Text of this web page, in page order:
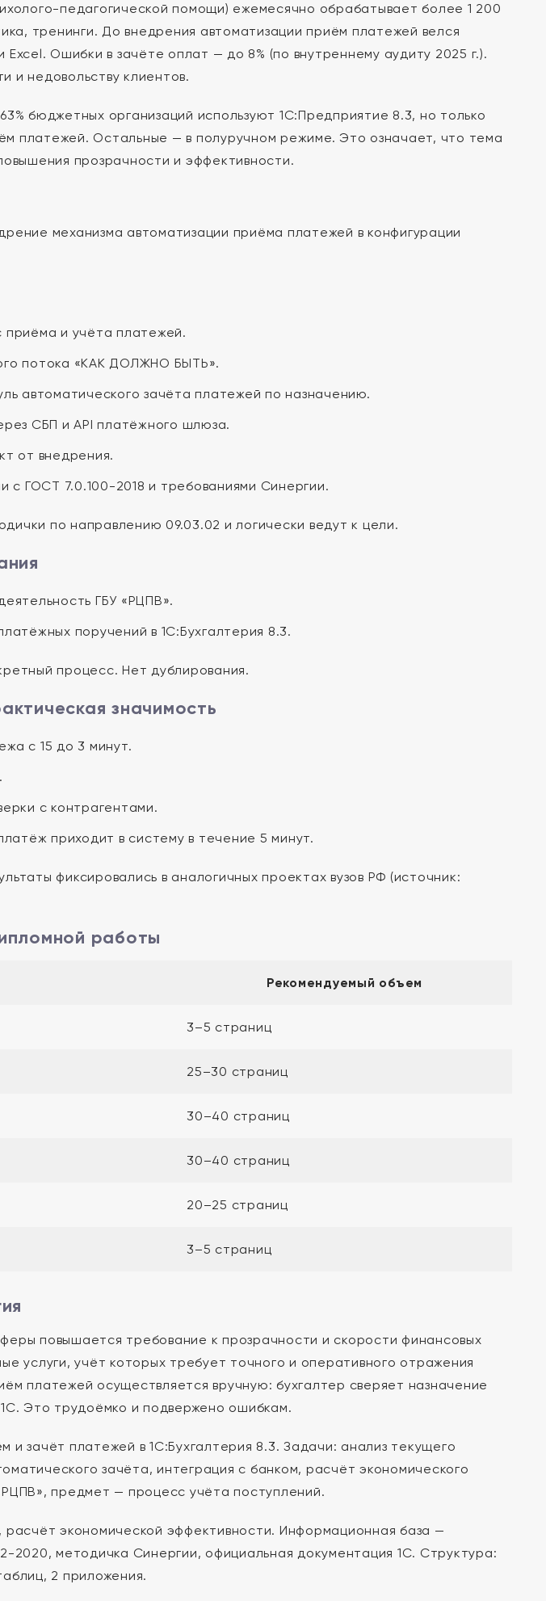
педагогической помощи) ежемесячно обрабатывает более 1 200
тренинги. До внедрения автоматизации приём платежей велся
Ошибки в зачёте оплат — до 8% (по внутреннему аудиту 2025 г.).
и недовольству клиентов.
бюджетных организаций используют 1С:Предприятие 8.3, но только
платежей. Остальные — в полуручном режиме. Это означает, что тема
прозрачности и эффективности.
механизма автоматизации приёма платежей в конфигурации
приёма и учёта платежей.
потока «КАК ДОЛЖНО БЫТЬ».
автоматического зачёта платежей по назначению.
СБП и API платёжного шлюза.
от внедрения.
с ГОСТ 7.0.100-2018 и требованиями Синергии.
по направлению 09.03.02 и логически ведут к цели.
ГБУ «РЦПВ».
поручений в 1С:Бухгалтерия 8.3.
процесс. Нет дублирования.
значимость
с 15 до 3 минут.
с контрагентами.
приходит в систему в течение 5 минут.
фиксировались в аналогичных проектах вузов РФ (источник:
работы
Рекомендуемый объем
3–5 страниц
25–30 страниц
30–40 страниц
30–40 страниц
20–25 страниц
3–5 страниц
повышается требование к прозрачности и скорости финансовых
услуги, учёт которых требует точного и оперативного отражения
платежей осуществляется вручную: бухгалтер сверяет назначение
Это трудоёмко и подвержено ошибкам.
и зачёт платежей в 1С:Бухгалтерия 8.3. Задачи: анализ текущего
зачёта, интеграция с банком, расчёт экономического
предмет — процесс учёта поступлений.
экономической эффективности. Информационная база —
2020, методичка Синергии, официальная документация 1С. Структура:
2 приложения.